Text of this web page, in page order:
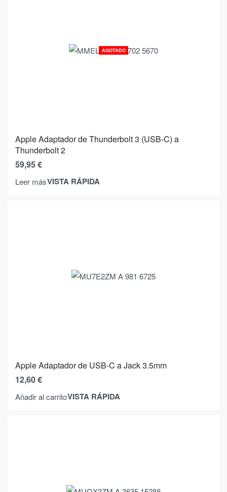
AGOTADO
Apple Adaptador de Thunderbolt 3 (USB-C) a
Thunderbolt 2
59,95€
Leer másVISTA RÁPIDA
Apple Adaptador de USB-C a Jack 3.5mm
12,60€
Añadir al carritoVISTA RÁPIDA